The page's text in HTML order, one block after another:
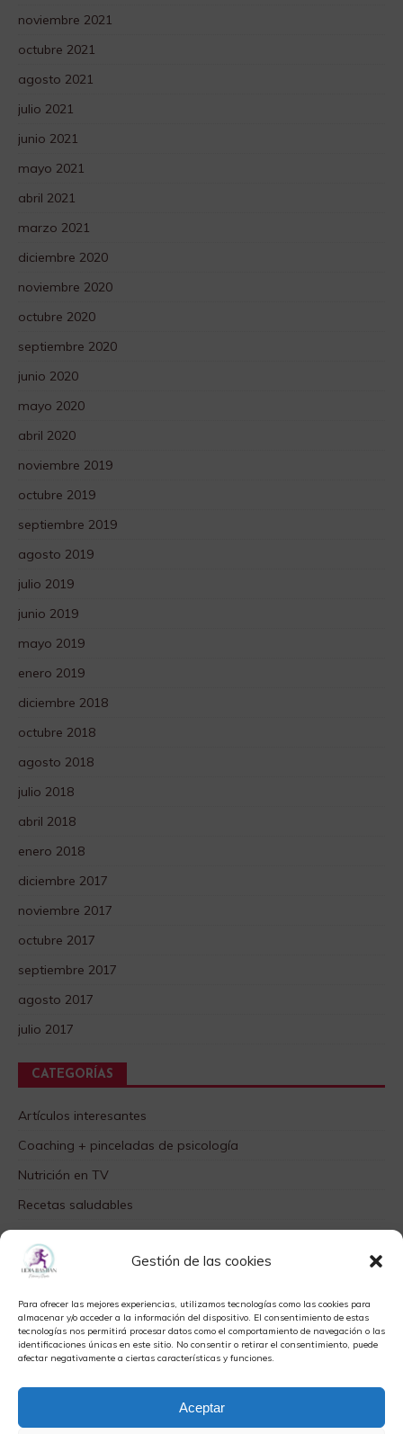
Gestión de las cookies
Para ofrecer las mejores experiencias, utilizamos tecnologías como las cookies para
almacenar y/o acceder a la información del dispositivo. El consentimiento de estas
tecnologías nos permitirá procesar datos como el comportamiento de navegación o las
identificaciones únicas en este sitio. No consentir o retirar el consentimiento, puede
afectar negativamente a ciertas características y funciones.
Aceptar
noviembre 2021
octubre 2021
agosto 2021
julio 2021
junio 2021
mayo 2021
abril 2021
marzo 2021
diciembre 2020
noviembre 2020
octubre 2020
septiembre 2020
junio 2020
mayo 2020
abril 2020
noviembre 2019
octubre 2019
septiembre 2019
agosto 2019
julio 2019
junio 2019
mayo 2019
enero 2019
diciembre 2018
octubre 2018
agosto 2018
julio 2018
abril 2018
enero 2018
diciembre 2017
noviembre 2017
octubre 2017
septiembre 2017
agosto 2017
julio 2017
CATEGORÍAS
Artículos interesantes
Coaching + pinceladas de psicología
Nutrición en TV
Recetas saludables
SABORES DIFERENTES
Videos TOP
META
Acceder